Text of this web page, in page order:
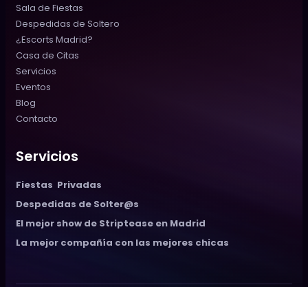
Sala de Fiestas
Despedidas de Soltero
¿Escorts Madrid?
Casa de Citas
Servicios
Eventos
Blog
Contacto
Servicios
Fiestas  Privadas
Despedidas de Solter@s
El mejor show de Striptease en Madrid
La mejor compañía con las mejores chicas